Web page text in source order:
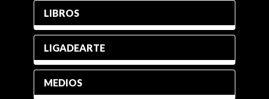
LIBROS
LIGADEARTE
MEDIOS